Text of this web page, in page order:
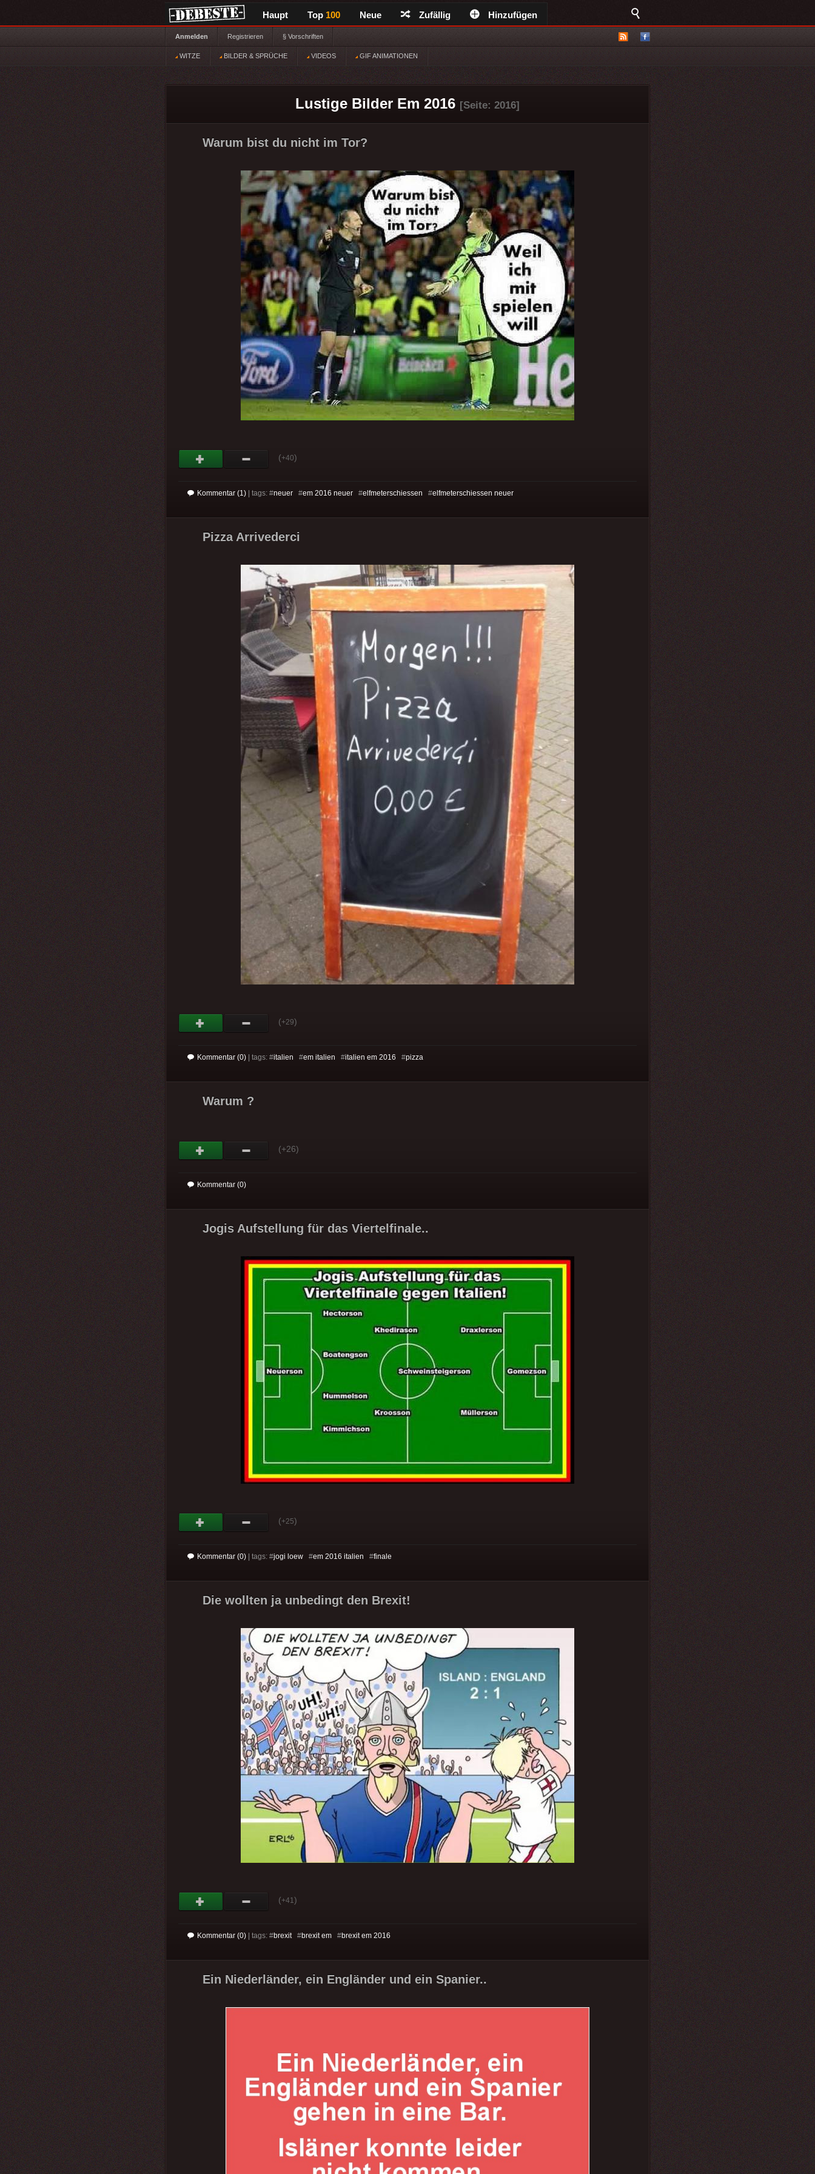
Haupt Top 100 Neue Zufällig Hinzufügen
Anmelden Registrieren § Vorschriften
WITZE BILDER & SPRÜCHE VIDEOS GIF ANIMATIONEN
Lustige Bilder Em 2016 [Seite: 2016]
Warum bist du nicht im Tor?
(+40)
Kommentar (1) | tags: #neuer #em 2016 neuer #elfmeterschiessen #elfmeterschiessen neuer
Pizza Arrivederci
(+29)
Kommentar (0) | tags: #italien #em italien #italien em 2016 #pizza
Warum ?
(+26)
Kommentar (0)
Jogis Aufstellung für das Viertelfinale..
(+25)
Kommentar (0) | tags: #jogi loew #em 2016 italien #finale
Die wollten ja unbedingt den Brexit!
(+41 )
Kommentar (0) | tags: #brexit#brexit em #brexit em 2016
Ein Niederländer, ein Engländer und ein Spanier..